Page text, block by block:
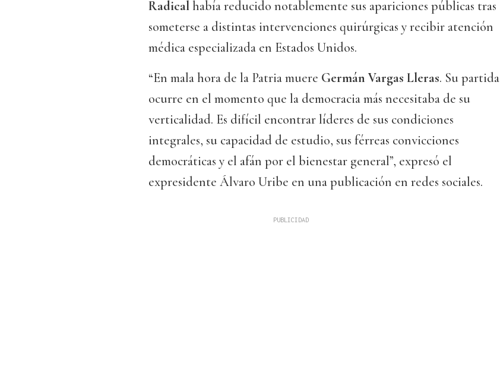
Radicalhabía reducido notablemente sus apariciones públicas tras
someterse a distintas intervenciones quirúrgicas y recibir atención
médica especializada en Estados Unidos.
“En mala hora de la Patria muere Germán Vargas Lleras. Su partida
ocurre en el momento que la democracia más necesitaba de su
verticalidad. Es difícil encontrar líderes de sus condiciones
integrales, su capacidad de estudio, sus férreas convicciones
democráticas y el afán por el bienestar general”, expresó el
expresidente Álvaro Uribe en una publicación en redes sociales.